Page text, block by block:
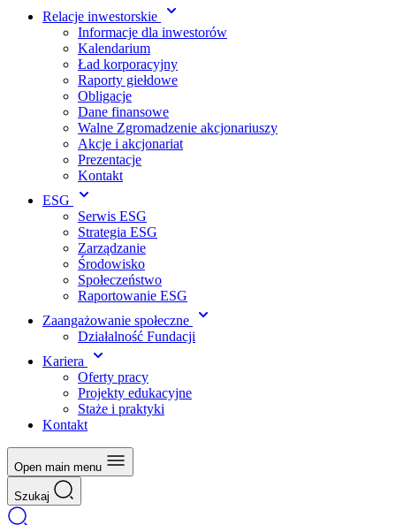
Relacje inwestorskie
Informacje dla inwestorów
Kalendarium
Ład korporacyjny
Raporty giełdowe
Obligacje
Dane finansowe
Walne Zgromadzenie akcjonariuszy
Akcje i akcjonariat
Prezentacje
Kontakt
ESG
Serwis ESG
Strategia ESG
Zarządzanie
Środowisko
Społeczeństwo
Raportowanie ESG
Zaangażowanie społeczne
Działalność Fundacji
Kariera
Oferty pracy
Projekty edukacyjne
Staże i praktyki
Kontakt
Open main menu
Szukaj